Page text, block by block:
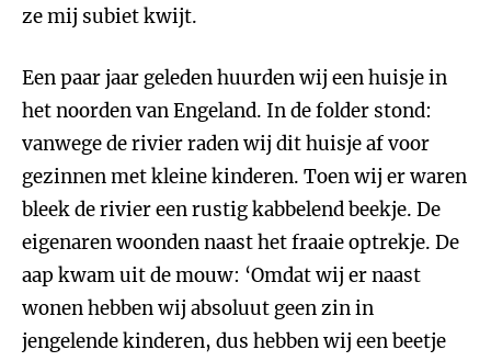
ze mij subiet kwijt.
Een paar jaar geleden huurden wij een huisje in
het noorden van Engeland. In de folder stond:
vanwege de rivier raden wij dit huisje af voor
gezinnen met kleine kinderen. Toen wij er waren
bleek de rivier een rustig kabbelend beekje. De
eigenaren woonden naast het fraaie optrekje. De
aap kwam uit de mouw: ‘Omdat wij er naast
wonen hebben wij absoluut geen zin in
jengelende kinderen, dus hebben wij een beetje